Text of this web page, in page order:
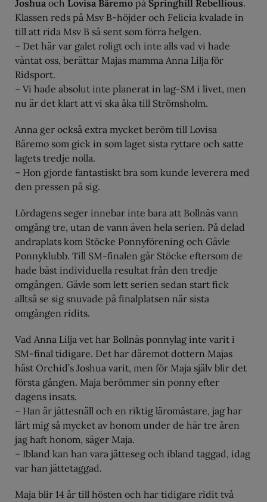
Joshua och Lovisa Bäremo på Springhill Rebellious.
Klassen reds på Msv B-höjder och Felicia kvalade in
till att rida Msv B så sent som förra helgen.
– Det här var galet roligt och inte alls vad vi hade
väntat oss, berättar Majas mamma Anna Lilja för
Ridsport.
– Vi hade absolut inte planerat in lag-SM i livet, men
nu är det klart att vi ska åka till Strömsholm.
Anna ger också extra mycket beröm till Lovisa
Bäremo som gick in som laget sista ryttare och satte
lagets tredje nolla.
– Hon gjorde fantastiskt bra som kunde leverera med
den pressen på sig.
Lördagens seger innebar inte bara att Bollnäs vann
omgång tre, utan de vann även hela serien. På delad
andraplats kom Stöcke Ponnyförening och Gävle
Ponnyklubb. Till SM-finalen går Stöcke eftersom de
hade bäst individuella resultat från den tredje
omgången. Gävle som lett serien sedan start fick
alltså se sig snuvade på finalplatsen när sista
omgången ridits.
Vad Anna Lilja vet har Bollnäs ponnylag inte varit i
SM-final tidigare. Det har däremot dottern Majas
häst Orchid’s Joshua varit, men för Maja själv blir det
första gången. Maja berömmer sin ponny efter
dagens insats.
– Han är jättesnäll och en riktig läromästare, jag har
lärt mig så mycket av honom under de här tre åren
jag haft honom, säger Maja.
– Ibland kan han vara jätteseg och ibland taggad, idag
var han jättetaggad.
Maja blir 14 år till hösten och har tidigare ridit två